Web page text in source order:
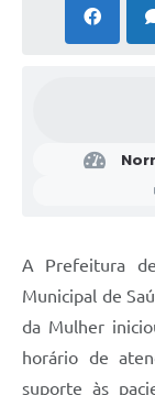
ITBI Online
SIM - Serviço de
Vigilância Sanitária
A Prefeitura
Municipal de
da Mulher
horário de
suporte às